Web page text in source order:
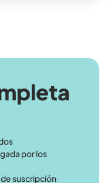
por los
suscripción